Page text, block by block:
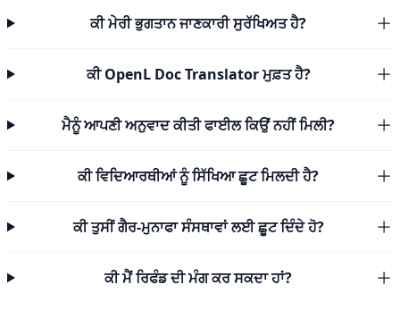
ਕੀ ਮੇਰੀ ਭੁਗਤਾਨ ਜਾਣਕਾਰੀ ਸੁਰੱਖਿਅਤ ਹੈ?
ਕੀ OpenL Doc Translator ਮੁਫ਼ਤ ਹੈ?
ਮੈਨੂੰ ਆਪਣੀ ਅਨੁਵਾਦ ਕੀਤੀ ਫਾਈਲ ਕਿਉਂ ਨਹੀਂ ਮਿਲੀ?
ਕੀ ਵਿਦਿਆਰਥੀਆਂ ਨੂੰ ਸਿੱਖਿਆ ਛੂਟ ਮਿਲਦੀ ਹੈ?
ਕੀ ਤੁਸੀਂ ਗੈਰ-ਮੁਨਾਫਾ ਸੰਸਥਾਵਾਂ ਲਈ ਛੂਟ ਦਿੰਦੇ ਹੋ?
ਕੀ ਮੈਂ ਰਿਫੰਡ ਦੀ ਮੰਗ ਕਰ ਸਕਦਾ ਹਾਂ?